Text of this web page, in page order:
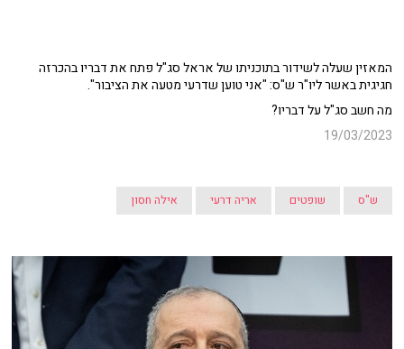
המאזין שעלה לשידור בתוכניתו של אראל סג"ל פתח את דבריו בהכרזה
חגיגית באשר ליו"ר ש"ס: "אני טוען שדרעי מטעה את הציבור".
מה חשב סג"ל על דבריו?
19/03/2023
ש"ס שופטים אריה דרעי אילה חסון